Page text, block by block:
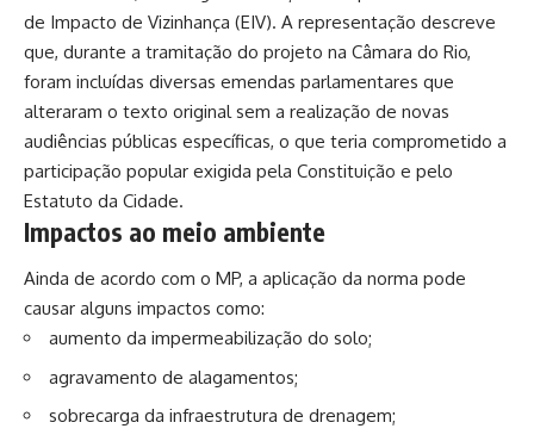
de Impacto de Vizinhança (EIV). A representação descreve
que, durante a tramitação do projeto na Câmara do Rio,
foram incluídas diversas emendas parlamentares que
alteraram o texto original sem a realização de novas
audiências públicas específicas, o que teria comprometido a
participação popular exigida pela Constituição e pelo
Estatuto da Cidade.
Impactos ao meio ambiente
Ainda de acordo com o MP, a aplicação da norma pode
causar alguns impactos como:
aumento da impermeabilização do solo;
agravamento de alagamentos;
sobrecarga da infraestrutura de drenagem;